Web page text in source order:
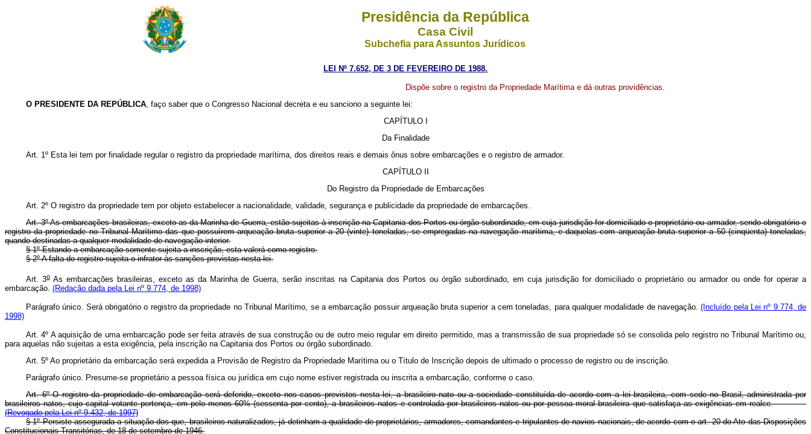
Presidência da República
Casa Civil
Subchefia para Assuntos Jurídicos
LEI Nº 7.652, DE 3 DE FEVEREIRO DE 1988.
Dispõe sobre o registro da Propriedade Marítima e dá outras providências.
O PRESIDENTE DA REPÚBLICA, faço saber que o Congresso Nacional decreta e eu sanciono a seguinte lei:
CAPÍTULO I
Da Finalidade
Art. 1º Esta lei tem por finalidade regular o registro da propriedade marítima, dos direitos reais e demais ônus sobre embarcações e o registro de armador.
CAPÍTULO II
Do Registro da Propriedade de Embarcações
Art. 2º O registro da propriedade tem por objeto estabelecer a nacionalidade, validade, segurança e publicidade da propriedade de embarcações.
Art. 3º As embarcações brasileiras, exceto as da Marinha de Guerra, estão sujeitas à inscrição na Capitania dos Portos ou órgão subordinado, em cuja jurisdição for domiciliado o proprietário ou armador, sendo obrigatório o
registro da propriedade no Tribunal Marítimo das que possuírem arqueação bruta superior a 20 (vinte) toneladas, se empregadas na navegação marítima, e daquelas com arqueação bruta superior a 50 (cinqüenta) toneladas,
quando destinadas a qualquer modalidade de navegação interior.
§ 1º Estando a embarcação somente sujeita a inscrição, esta valerá como registro.
§ 2º A falta do registro sujeita o infrator às sanções previstas nesta lei.
Art. 3oAs embarcações brasileiras, exceto as da Marinha de Guerra, serão inscritas na Capitania dos Portos ou órgão subordinado, em cuja jurisdição for domiciliado o proprietário ou armador ou onde for operar a
embarcação. (Redação dada pela Lei nº 9.774, de 1998)
Parágrafo único. Será obrigatório o registro da propriedade no Tribunal Marítimo, se a embarcação possuir arqueação bruta superior a cem toneladas, para qualquer modalidade de navegação.(Incluído pela Lei nº 9.774, de
1998)
Art. 4º A aquisição de uma embarcação pode ser feita através de sua construção ou de outro meio regular em direito permitido, mas a transmissão de sua propriedade só se consolida pelo registro no Tribunal Marítimo ou,
para aquelas não sujeitas a esta exigência, pela inscrição na Capitania dos Portos ou órgão subordinado.
Art. 5º Ao proprietário da embarcação será expedida a Provisão de Registro da Propriedade Marítima ou o Título de Inscrição depois de ultimado o processo de registro ou de inscrição.
Parágrafo único. Presume-se proprietário a pessoa física ou jurídica em cujo nome estiver registrada ou inscrita a embarcação, conforme o caso.
Art. 6ºO registro da propriedade de embarcação será deferido, exceto nos casos previstos nesta lei, a brasileiro nato ou a sociedade constituída de acordo com a lei brasileira, com sede no Brasil, administrada por
brasileiros natos, cujo capital votante pertença, em pelo menos 60% (sessenta por cento), a brasileiros natos e controlada por brasileiros natos ou por pessoa moral brasileira que satisfaça as exigências em realce.
(Revogado pela Lei nº 9.432, de 1997)
§ 1ºPersiste assegurada a situação dos que, brasileiros naturalizados, já detinham a qualidade de proprietários, armadores, comandantes e tripulantes de navios nacionais, de acordo com o art. 20 do Ato das Disposições
Constitucionais Transitórias, de 18 de setembro de 1946.